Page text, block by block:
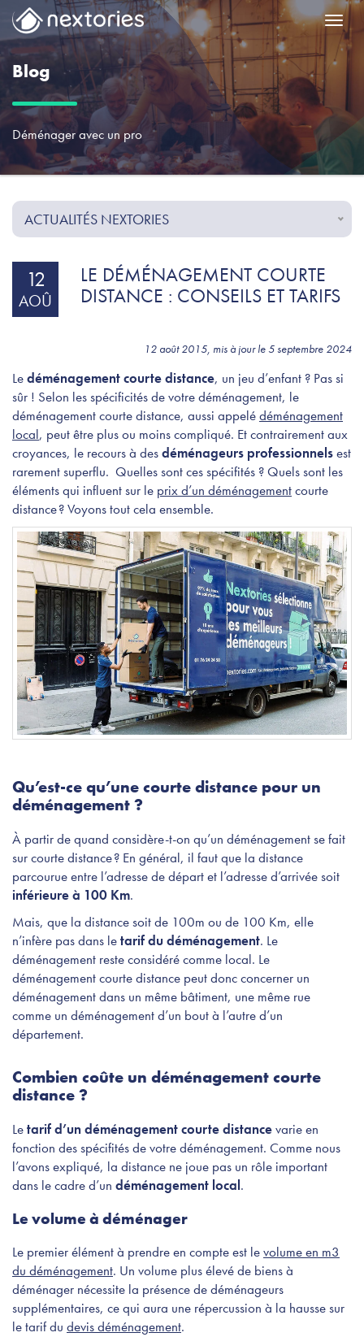
Blog
Déménager avec un pro
ACTUALITÉS NEXTORIES
12
AOÛ
LE DÉMÉNAGEMENT COURTE
DISTANCE : CONSEILS ET TARIFS
12 août 2015, mis à jour le 5 septembre 2024
Ledéménagement courte distance, un jeu d’enfant ? Pas si
sûr ! Selon les spécificités de votre déménagement, le
déménagement courte distance, aussi appelédéménagement
local, peut être plus ou moins compliqué. Et contrairement aux
croyances, le recours à desdéménageurs professionnelsest
rarement superflu. Quelles sont ces spécifités ? Quels sont les
éléments qui influent sur le prix d’un déménagementcourte
distance ? Voyons tout cela ensemble.
Qu’est-ce qu’une courte distance pour un
déménagement ?
À partir de quand considère-t-on qu’un déménagement se fait
sur courte distance ? En général, il faut que la distance
parcourue entre l’adresse de départ et l’adresse d’arrivée soit
inférieure à 100 Km.
Mais, que la distance soit de 100m ou de 100 Km, elle
n’infère pas dans letarif du déménagement. Le
déménagement reste considéré comme local. Le
déménagement courte distance peut donc concerner un
déménagement dans un même bâtiment, une même rue
comme un déménagement d’un bout à l’autre d’un
département.
Combien coûte un déménagement courte
distance ?
Letarif d’un déménagement courte distancevarie en
fonction des spécifités de votre déménagement. Comme nous
l’avons expliqué, la distance ne joue pas un rôle important
dans le cadre d’un déménagement local.
Le volume à déménager
Le premier élément à prendre en compte est levolume en m3
du déménagement. Un volume plus élevé de biens à
déménager nécessite la présence de déménageurs
supplémentaires, ce qui aura une répercussion à la hausse sur
le tarif du devis déménagement.